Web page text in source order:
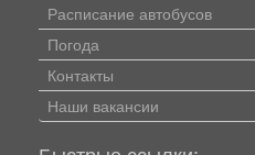
Расписание автобусов
Погода
Контакты
Наши вакансии